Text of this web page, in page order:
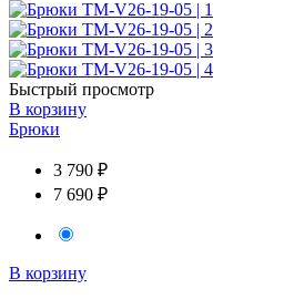
Быстрый просмотр
В корзину
Брюки
3 790 ₽
7 690 ₽
В корзину